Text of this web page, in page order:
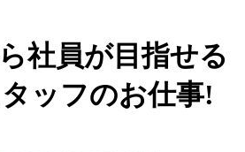
社員が目指せる
ッフのお仕事!